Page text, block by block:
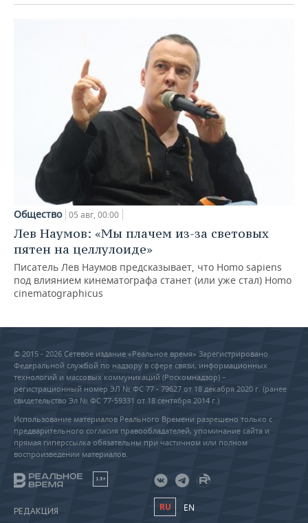
Общество 05 авг, 00:00
Лев Наумов: «Мы плачем из-за световых
пятен на целлулоиде»
Писатель Лев Наумов предсказывает, что Homo sapiens
под влиянием кинематографа станет (или уже стал) Homo
cinematographicus
© 2015 - 2026 Сетевое издание «Реальное время» Зарегистрировано
Федеральной службой по надзору в сфере связи, информационных
технологий и массовых коммуникаций (Роскомнадзор) –
регистрационный номер ЭЛ № ФС 77 - 79627 от 18 декабря 2020 г. (ранее
свидетельство Эл № ФС 77-59331 от 18 сентября 2014 г.)
Использование материалов Реального Времени разрешено только с
предварительного согласия правообладателей, упоминание сайта и
прямая гиперссылка обязательны при частичном или полном
воспроизведении материалов.
18+
РЕДАКЦИЯ
RU EN